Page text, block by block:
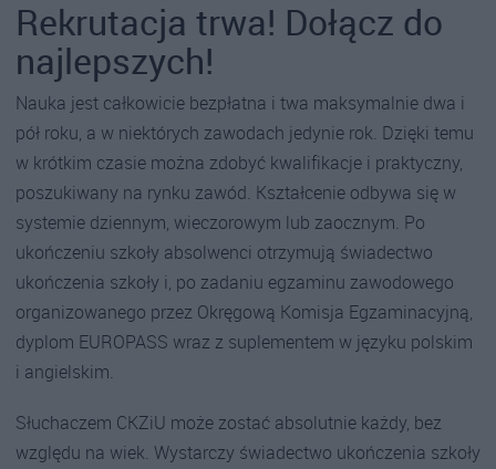
Rekrutacja trwa! Dołącz do
najlepszych!
Nauka jest całkowicie bezpłatna i twa maksymalnie dwa i
pół roku, a w niektórych zawodach jedynie rok. Dzięki temu
w krótkim czasie można zdobyć kwalifikacje i praktyczny,
poszukiwany na rynku zawód. Kształcenie odbywa się w
systemie dziennym, wieczorowym lub zaocznym. Po
ukończeniu szkoły absolwenci otrzymują świadectwo
ukończenia szkoły i, po zadaniu egzaminu zawodowego
organizowanego przez Okręgową Komisja Egzaminacyjną,
dyplom EUROPASS wraz z suplementem w języku polskim
i angielskim.
Słuchaczem CKZiU może zostać absolutnie każdy, bez
względu na wiek. Wystarczy świadectwo ukończenia szkoły